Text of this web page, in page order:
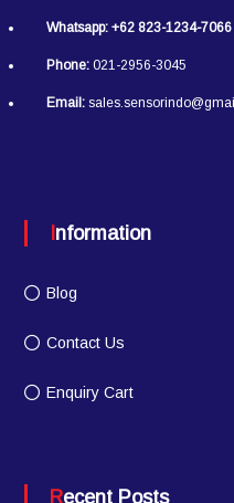
Whatsapp: +62 823-1234-7066
Phone:021-2956-3045
Email:
Information
Blog
Contact Us
Enquiry Cart
Recent Posts